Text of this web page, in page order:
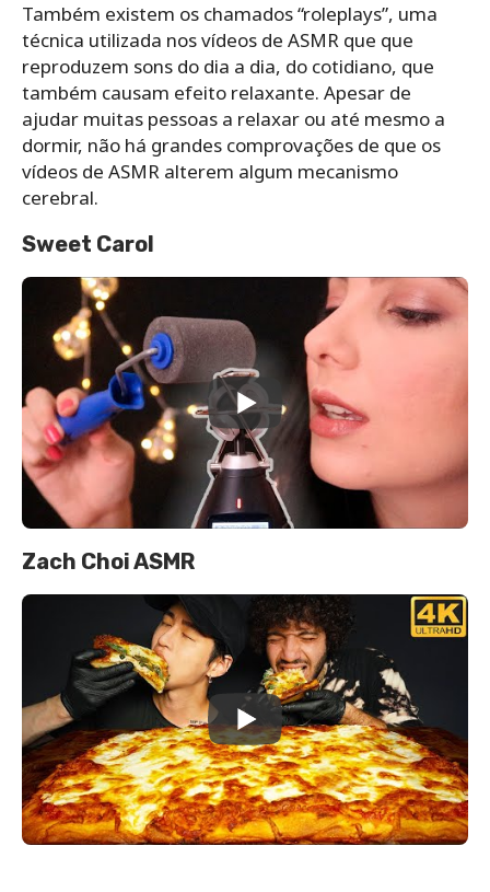
Também existem os chamados “roleplays”, uma
técnica utilizada nos vídeos de ASMR que que
reproduzem sons do dia a dia, do cotidiano, que
também causam efeito relaxante. Apesar de
ajudar muitas pessoas a relaxar ou até mesmo a
dormir, não há grandes comprovações de que os
vídeos de ASMR alterem algum mecanismo
cerebral.
Sweet Carol
Zach Choi ASMR